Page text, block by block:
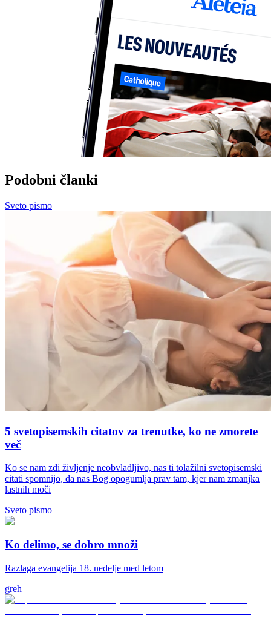
Podobni članki
Sveto pismo
5 svetopisemskih citatov za trenutke, ko ne zmorete
več
Ko se nam zdi življenje neobvladljivo, nas ti tolažilni svetopisemski
citati spomnijo, da nas Bog opogumlja prav tam, kjer nam zmanjka
lastnih moči
Sveto pismo
Ko delimo, se dobro množi
Razlaga evangelija 18. nedelje med letom
greh